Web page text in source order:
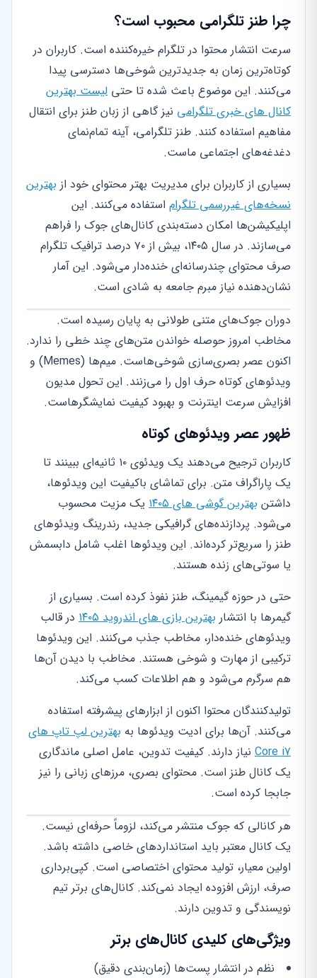
چرا طنز تلگرامی محبوب است؟
سرعت انتشار محتوا در تلگرام خیره‌کننده است. کاربران در
کوتاه‌ترین زمان به جدیدترین شوخی‌ها دسترسی پیدا
می‌کنند. این موضوع باعث شده تا حتی لیست بهترین
کانال های خبری تلگرامی نیز گاهی از زبان طنز برای انتقال
مفاهیم استفاده کنند. طنز تلگرامی، آینه تمام‌نمای
دغدغه‌های اجتماعی ماست.
بسیاری از کاربران برای مدیریت بهتر محتوای خود از بهترین
نسخه‌های غیررسمی تلگرام استفاده می‌کنند. این
اپلیکیشن‌ها امکان دسته‌بندی کانال‌های جوک را فراهم
می‌سازند. در سال ۱۴۰۵، بیش از ۷۰ درصد ترافیک تلگرام
صرف محتوای چندرسانه‌ای خنده‌دار می‌شود. این آمار
نشان‌دهنده نیاز مبرم جامعه به شادی است.
دوران جوک‌های متنی طولانی به پایان رسیده است.
مخاطب امروز حوصله خواندن متن‌های چند خطی را ندارد.
اکنون عصر بصری‌سازی شوخی‌هاست. میم‌ها (Memes) و
ویدئوهای کوتاه حرف اول را می‌زنند. این تحول مدیون
افزایش سرعت اینترنت و بهبود کیفیت نمایشگرهاست.
ظهور عصر ویدئوهای کوتاه
کاربران ترجیح می‌دهند یک ویدئوی ۱۰ ثانیه‌ای ببینند تا
یک پاراگراف متن. برای تماشای باکیفیت این ویدئوها،
داشتن بهترین گوشی های ۱۴۰۵
یک مزیت محسوب
می‌شود. پردازنده‌های گرافیکی جدید، رندرینگ ویدئوهای
طنز را سریع‌تر کرده‌اند. این ویدئوها اغلب شامل دابسمش
یا سوتی‌های زنده هستند.
حتی در حوزه گیمینگ، طنز نفوذ کرده است. بسیاری از
گیمرها با انتشار بهترین بازی های اندروید ۱۴۰۵
در قالب
ویدئوهای خنده‌دار، مخاطب جذب می‌کنند. این ویدئوها
ترکیبی از مهارت و شوخی هستند. مخاطب با دیدن آن‌ها
هم سرگرم می‌شود و هم اطلاعات کسب می‌کند.
تولیدکنندگان محتوا اکنون از ابزارهای پیشرفته استفاده
می‌کنند. آن‌ها برای ادیت ویدئوها به بهترین لپ تاپ های
Core i7 نیاز دارند. کیفیت تدوین، عامل اصلی ماندگاری
یک کانال طنز است. محتوای بصری، مرزهای زبانی را نیز
جابجا کرده است.
هر کانالی که جوک منتشر می‌کند، لزوماً حرفه‌ای نیست.
یک کانال معتبر باید استانداردهای خاصی داشته باشد.
اولین معیار، تولید محتوای اختصاصی است. کپی‌برداری
صرف، ارزش افزوده ایجاد نمی‌کند. کانال‌های برتر تیم
نویسندگی و تدوین دارند.
ویژگی‌های کلیدی کانال‌های برتر
نظم در انتشار پست‌ها (زمان‌بندی دقیق)